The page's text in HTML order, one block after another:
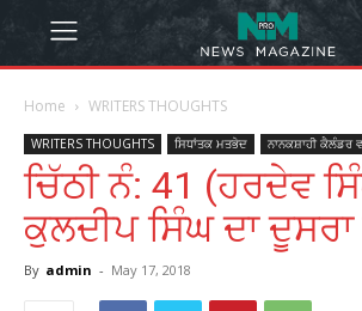
Home WRITERS THOUGHTS
WRITERS THOUGHTS ਸਿਧਾਂਤਕ ਮਤਭੇਦ ਨਾਨਕਸ਼ਾਹੀ ਕੈਲੰਡਰ
ਚਿੱਠੀ ਨੰ: 41 (ਹਰਦੇਵ
ਕੁਲਦੀਪ ਸਿੰਘ ਦਾ
By admin - May 17, 2018